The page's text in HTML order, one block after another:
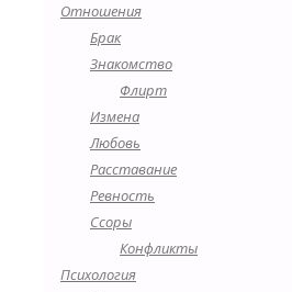
Отношения
Брак
Знакомство
Флирт
Измена
Любовь
Расставание
Ревность
Ссоры
Конфликты
Психология